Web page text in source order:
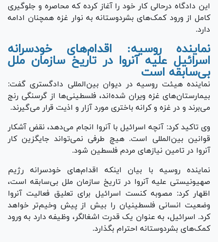
این دادگاه درحالی کار خود را آغاز کرده که محاصره و جلوگیری
کامل از ورود کمک‌های بشردوستانه به نوار غزه همچنان ادامه
دارد.
نماینده روسیه: اقدام‌های خودسرانه
اسرائیل علیه آنروا در تاریخ سازمان ملل
بی‌سابقه است
نماینده هیئت روسیه در دیوان بین‌المللی دادگستری گفت:
بیمارستان‌های غزه ویران شده‌اند، فلسطینی‌ها از گرسنگی رنج
می‌برند و در غزه و کرانه باختری مورد آزار و اذیت قرار می‌گیرند.
وی تاکید کرد: آنچه اسرائیل با آنروا انجام می‌دهد، نقض آشکار
قوانین بین‌المللی است. هیچ طرفی نمی‌تواند جایگزین کار
آنروا در تامین نیاز‌های مردم فلسطین شود.
نماینده روسیه با بیان اینکه اقدام‌های خودسرانه رژیم
صهیونیستی علیه آنروا در تاریخ سازمان ملل بی‌سابقه است،
اظهار کرد: مصوبه کنست اسرائیل برای تعلیق فعالیت آنروا
وضعیت انسانی فلسطینیان را بیش از پیش وخیم‌تر خواهد
کرد. اسرائیل، به عنوان یک قدرت اشغالگر، وظیفه دارد به ورود
کمک‌های بشردوستانه احترام بگذارد.